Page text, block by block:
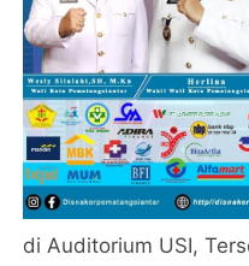
di Auditorium USI,